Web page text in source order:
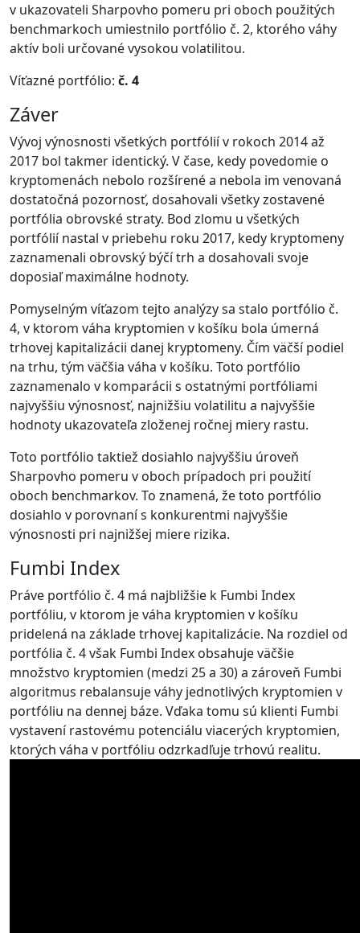
v ukazovateli Sharpovho pomeru pri oboch použitých
benchmarkoch umiestnilo portfólio č. 2, ktorého váhy
aktív boli určované vysokou volatilitou.
Víťazné portfólio: č. 4
Záver
Vývoj výnosnosti všetkých portfólií v rokoch 2014 až
2017 bol takmer identický. V čase, kedy povedomie o
kryptomenách nebolo rozšírené a nebola im venovaná
dostatočná pozornosť, dosahovali všetky zostavené
portfólia obrovské straty. Bod zlomu u všetkých
portfólií nastal v priebehu roku 2017, kedy kryptomeny
zaznamenali obrovský býčí trh a dosahovali svoje
doposiaľ maximálne hodnoty.
Pomyselným víťazom tejto analýzy sa stalo portfólio č.
4, v ktorom váha kryptomien v košíku bola úmerná
trhovej kapitalizácii danej kryptomeny. Čím väčší podiel
na trhu, tým väčšia váha v košíku. Toto portfólio
zaznamenalo v komparácii s ostatnými portfóliami
najvyššiu výnosnosť, najnižšiu volatilitu a najvyššie
hodnoty ukazovateľa zloženej ročnej miery rastu.
Toto portfólio taktiež dosiahlo najvyššiu úroveň
Sharpovho pomeru v oboch prípadoch pri použití
oboch benchmarkov. To znamená, že toto portfólio
dosiahlo v porovnaní s konkurentmi najvyššie
výnosnosti pri najnižšej miere rizika.
Fumbi Index
Práve portfólio č. 4 má najbližšie k Fumbi Index
portfóliu, v ktorom je váha kryptomien v košíku
pridelená na základe trhovej kapitalizácie. Na rozdiel od
portfólia č. 4 však Fumbi Index obsahuje väčšie
množstvo kryptomien (medzi 25 a 30) a zároveň Fumbi
algoritmus rebalansuje váhy jednotlivých kryptomien v
portfóliu na dennej báze. Vďaka tomu sú klienti Fumbi
vystavení rastovému potenciálu viacerých kryptomien,
ktorých váha v portfóliu odzrkadľuje trhovú realitu.